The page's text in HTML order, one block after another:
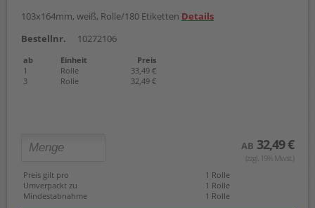
103x164mm, weiß, Rolle/180 Etiketten Details
Bestellnr.
10272106
ab Einheit
Preis
1
Rolle
33,49 €
3
Rolle 32,49 €
AB 32,49 €
(zzgl. 19% Mwst.)
Preis gilt pro
1 Rolle
Umverpackt zu
1 Rolle
Mindestabnahme
1 Rolle